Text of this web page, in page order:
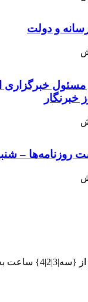
و دولت
مسئول خبرگزاری
خبرنگار
– شنبه ۱۷
{ امروز بیش از